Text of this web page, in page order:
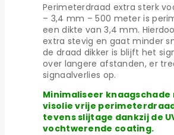
Perimeterdraad extra sterk
– 3,4 mm – 500 meter is
een dikte van 3,4 mm.
extra stevig en gaat minder
de draad dikker is blijft het
over langere afstanden, er
signaalverlies op.
Minimaliseer knaagschade
visolie vrije
tevens slijtage dankzij de
vochtwerende coating.